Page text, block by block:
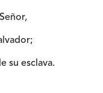
su esclava.